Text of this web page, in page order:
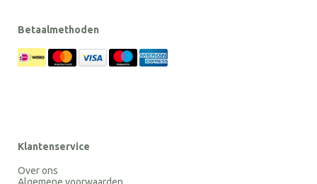
Betaalmethoden
Klantenservice
Over ons